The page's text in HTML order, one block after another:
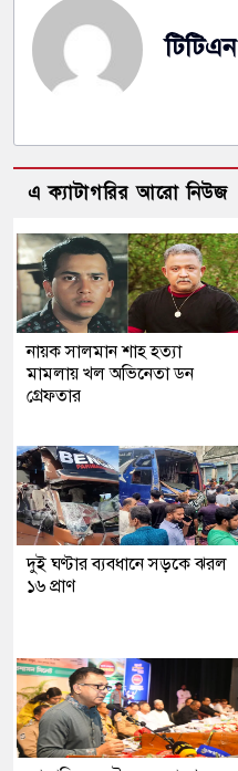
টিটিএন
এ ক্যাটাগরির আরো নিউজ
নায়ক সালমান শাহ হত্যা
মামলায় খল অভিনেতা ডন
গ্রেফতার
দুই ঘণ্টার ব্যবধানে সড়কে ঝরল
১৬ প্রাণ